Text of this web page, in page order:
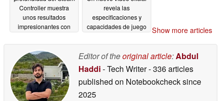
Controller muestra
unos resultados
impresionantes con
reparación04/28/2026
revela las
especificaciones y
capacidades de juego
Show more articles
Editor of theoriginal article:Abdul
Haddi- Tech Writer- 336 articles
published on Notebookchecksince
2025